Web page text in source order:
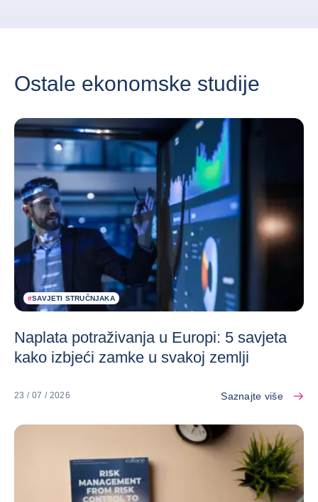
Ostale ekonomske studije
#SAVJETI STRUČNJAKA
Naplata potraživanja u Europi: 5 savjeta
kako izbjeći zamke u svakoj zemlji
23 / 07 / 2026 Saznajte više